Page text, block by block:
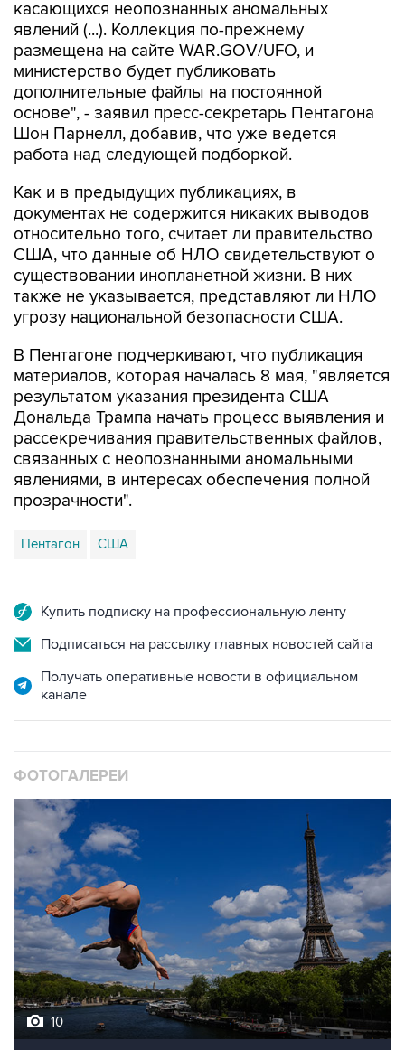
касающихся неопознанных аномальных
явлений (...). Коллекция по-прежнему
размещена на сайте WAR.GOV/UFO, и
министерство будет публиковать
дополнительные файлы на постоянной
основе", - заявил пресс-секретарь Пентагона
Шон Парнелл, добавив, что уже ведется
работа над следующей подборкой.
Как и в предыдущих публикациях, в
документах не содержится никаких выводов
относительно того, считает ли правительство
США, что данные об НЛО свидетельствуют о
существовании инопланетной жизни. В них
также не указывается, представляют ли НЛО
угрозу национальной безопасности США.
В Пентагоне подчеркивают, что публикация
материалов, которая началась 8 мая, "является
результатом указания президента США
Дональда Трампа начать процесс выявления и
рассекречивания правительственных файлов,
связанных с неопознанными аномальными
явлениями, в интересах обеспечения полной
прозрачности".
Пентагон США
Купить подписку на профессиональную ленту
Подписаться на рассылку главных новостей сайта
Получать оперативные новости в официальном
канале
ФОТОГАЛЕРЕИ
10